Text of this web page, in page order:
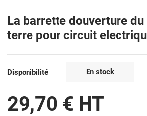
La barrette douverture
terre pour circuit
Disponibilité En stock
29,70 € HT